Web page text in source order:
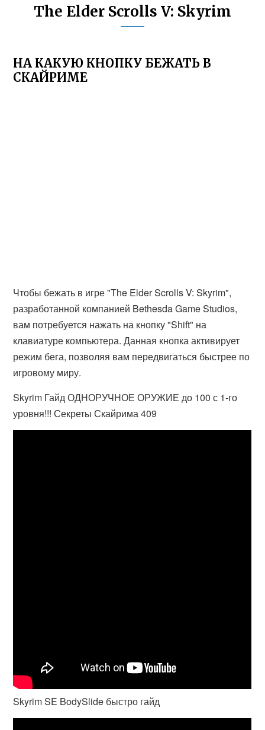
The Elder Scrolls V: Skyrim
НА КАКУЮ КНОПКУ БЕЖАТЬ В
СКАЙРИМЕ
Чтобы бежать в игре "The Elder Scrolls V: Skyrim",
разработанной компанией Bethesda Game Studios,
вам потребуется нажать на кнопку "Shift" на
клавиатуре компьютера. Данная кнопка активирует
режим бега, позволяя вам передвигаться быстрее по
игровому миру.
Skyrim Гайд ОДНОРУЧНОЕ ОРУЖИЕ до 100 с 1-го
уровня!!! Секреты Скайрима 409
Skyrim SE BodySlide быстро гайд